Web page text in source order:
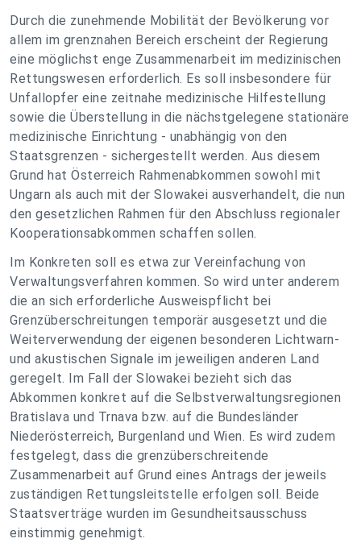
Durch die zunehmende Mobilität der Bevölkerung vor
allem im grenznahen Bereich erscheint der Regierung
eine möglichst enge Zusammenarbeit im medizinischen
Rettungswesen erforderlich. Es soll insbesondere für
Unfallopfer eine zeitnahe medizinische Hilfestellung
sowie die Überstellung in die nächstgelegene stationäre
medizinische Einrichtung - unabhängig von den
Staatsgrenzen - sichergestellt werden. Aus diesem
Grund hat Österreich Rahmenabkommen sowohl mit
Ungarn als auch mit der Slowakei ausverhandelt, die nun
den gesetzlichen Rahmen für den Abschluss regionaler
Kooperationsabkommen schaffen sollen.
Im Konkreten soll es etwa zur Vereinfachung von
Verwaltungsverfahren kommen. So wird unter anderem
die an sich erforderliche Ausweispflicht bei
Grenzüberschreitungen temporär ausgesetzt und die
Weiterverwendung der eigenen besonderen Lichtwarn-
und akustischen Signale im jeweiligen anderen Land
geregelt. Im Fall der Slowakei bezieht sich das
Abkommen konkret auf die Selbstverwaltungsregionen
Bratislava und Trnava bzw. auf die Bundesländer
Niederösterreich, Burgenland und Wien. Es wird zudem
festgelegt, dass die grenzüberschreitende
Zusammenarbeit auf Grund eines Antrags der jeweils
zuständigen Rettungsleitstelle erfolgen soll. Beide
Staatsverträge wurden im Gesundheitsausschuss
einstimmig genehmigt.